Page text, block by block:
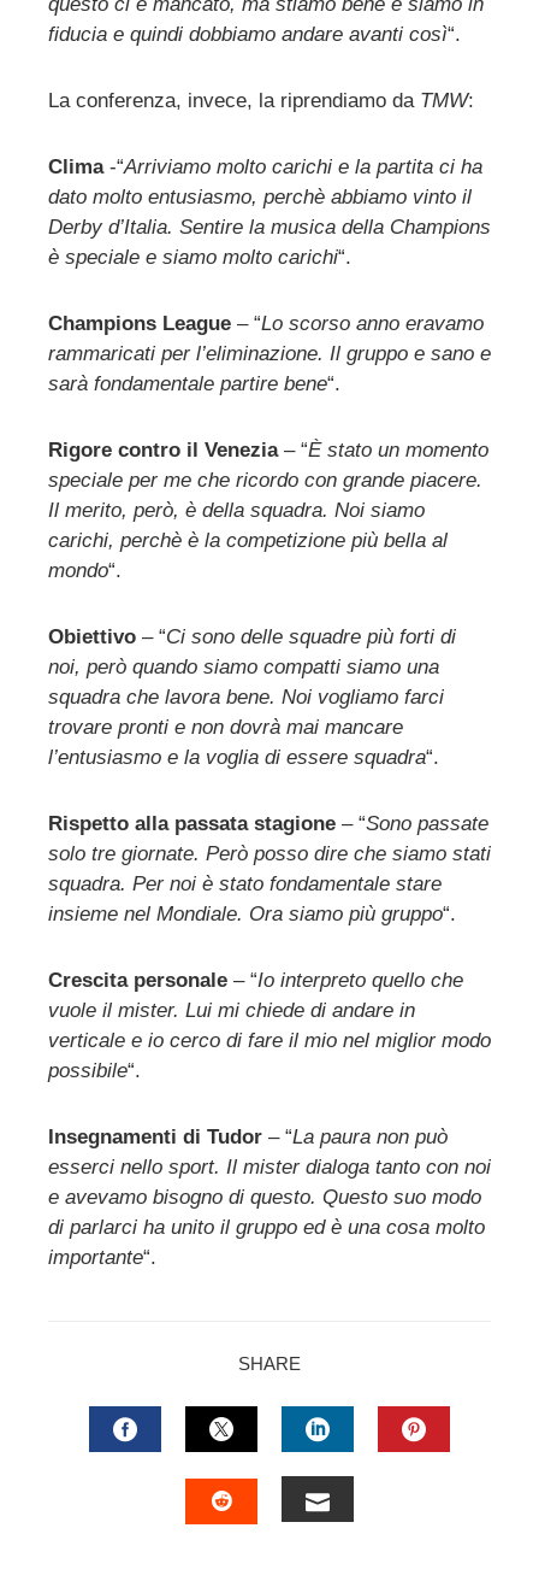
fiducia e quindi dobbiamo andare avanti così“.
La conferenza, invece, la riprendiamo da TMW:
Clima-“Arriviamo molto carichi e la partita ci ha
dato molto entusiasmo, perchè abbiamo vinto il
Derby d’Italia. Sentire la musica della Champions
è speciale e siamo molto carichi“.
Champions League – “Lo scorso anno eravamo
rammaricati per l’eliminazione. Il gruppo e sano e
sarà fondamentale partire bene“.
Rigore contro il Venezia– “È stato un momento
speciale per me che ricordo con grande piacere.
Il merito, però, è della squadra. Noi siamo
carichi, perchè è la competizione più bella al
mondo“.
Obiettivo – “Ci sono delle squadre più forti di
noi, però quando siamo compatti siamo una
squadra che lavora bene. Noi vogliamo farci
trovare pronti e non dovrà mai mancare
l’entusiasmo e la voglia di essere squadra“.
Rispetto alla passata stagione – “Sono passate
solo tre giornate. Però posso dire che siamo stati
squadra. Per noi è stato fondamentale stare
insieme nel Mondiale. Ora siamo più gruppo“.
Crescita personale – “Io interpreto quello che
vuole il mister. Lui mi chiede di andare in
verticale e io cerco di fare il mio nel miglior modo
possibile“.
Insegnamenti di Tudor – “La paura non può
esserci nello sport. Il mister dialoga tanto con noi
e avevamo bisogno di questo. Questo suo modo
di parlarci ha unito il gruppo ed è una cosa molto
importante“.
SHARE
FACEBOOKTWITTERLINKEDIN